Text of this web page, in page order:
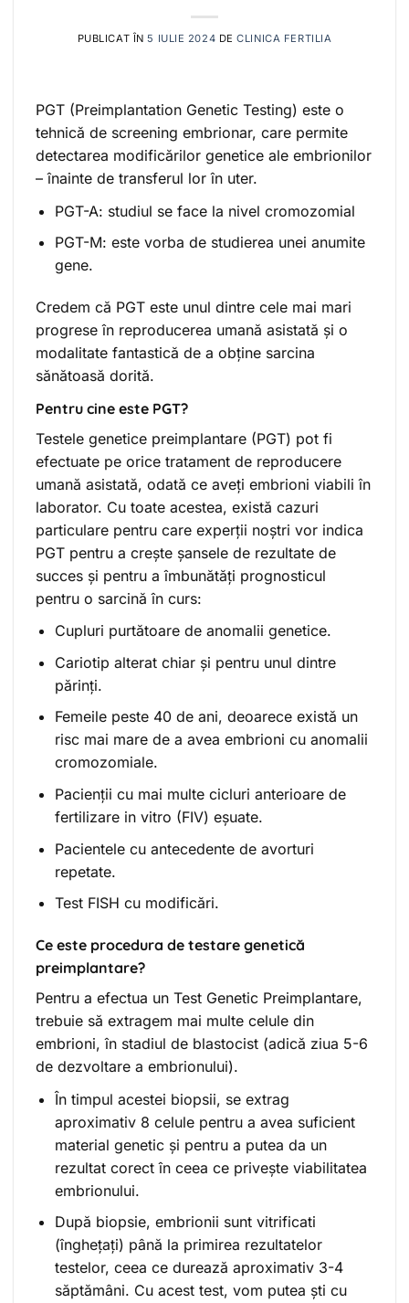
PUBLICAT ÎN5 IULIE 2024 DECLINICA FERTILIA
PGT (Preimplantation Genetic Testing) este o
tehnică de screening embrionar, care permite
detectarea modificărilor genetice ale embrionilor
– înainte de transferul lor în uter.
PGT-A: studiul se face la nivel cromozomial
PGT-M: este vorba de studierea unei anumite
gene.
Credem că PGT este unul dintre cele mai mari
progrese în reproducerea umană asistată și o
modalitate fantastică de a obține sarcina
sănătoasă dorită.
Pentru cine este PGT?
Testele genetice preimplantare (PGT) pot fi
efectuate pe orice tratament de reproducere
umană asistată, odată ce aveți embrioni viabili în
laborator. Cu toate acestea, există cazuri
particulare pentru care experții noștri vor indica
PGT pentru a crește șansele de rezultate de
succes și pentru a îmbunătăți prognosticul
pentru o sarcină în curs:
Cupluri purtătoare de anomalii genetice.
Cariotip alterat chiar și pentru unul dintre
părinți.
Femeile peste 40 de ani, deoarece există un
risc mai mare de a avea embrioni cu anomalii
cromozomiale.
Pacienții cu mai multe cicluri anterioare de
fertilizare in vitro (FIV) eșuate.
Pacientele cu antecedente de avorturi
repetate.
Test FISH cu modificări.
Ce este procedura de testare genetică
preimplantare?
Pentru a efectua un Test Genetic Preimplantare,
trebuie să extragem mai multe celule din
embrioni, în stadiul de blastocist (adică ziua 5-6
de dezvoltare a embrionului).
În timpul acestei biopsii, se extrag
aproximativ 8 celule pentru a avea suficient
material genetic și pentru a putea da un
rezultat corect în ceea ce privește viabilitatea
embrionului.
După biopsie, embrionii sunt vitrificati
(înghețați) până la primirea rezultatelor
testelor, ceea ce durează aproximativ 3-4
săptămâni. Cu acest test, vom putea ști cu